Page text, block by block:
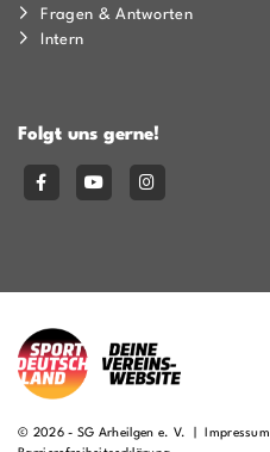
Fragen & Antworten
Intern
Folgt uns gerne!
© 2026 - SG Arheilgen e. V. |Impressum